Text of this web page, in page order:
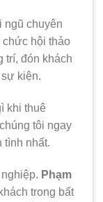
ngũ chuyên
chức hội thảo
trí, đón khách
kiện.
khi thuê
tôi ngay
tình nhất.
Phạm
trong bất